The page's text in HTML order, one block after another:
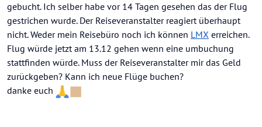
gebucht. Ich selber habe vor 14 Tagen gesehen das der Flug
gestrichen wurde. Der Reiseveranstalter reagiert überhaupt
nicht. Weder mein Reisebüro noch ich können LMX erreichen.
Flug würde jetzt am 13.12 gehen wenn eine umbuchung
stattfinden würde. Muss der Reiseveranstalter mir das Geld
zurückgeben? Kann ich neue Flüge buchen?
danke euch